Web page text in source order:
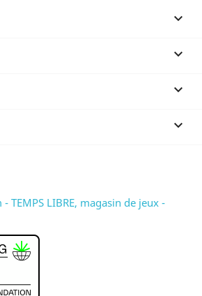




TEMPS LIBRE, magasin de jeux -